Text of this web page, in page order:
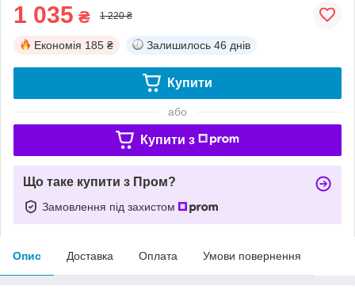
1 035 ₴ 1 220 ₴
Економія 185 ₴ Залишилось 46 днів
Купити
або
Купити з
Що таке купити з Пром?
Замовлення під захистом
Опис Доставка Оплата Умови повернення